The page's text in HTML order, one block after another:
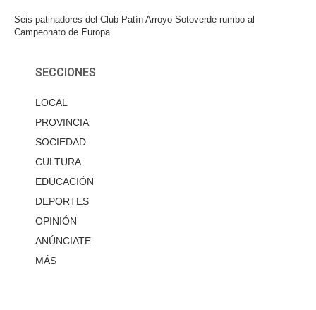
Seis patinadores del Club Patín Arroyo Sotoverde rumbo al
Campeonato de Europa
SECCIONES
LOCAL
PROVINCIA
SOCIEDAD
CULTURA
EDUCACIÓN
DEPORTES
OPINIÓN
ANÚNCIATE
MÁS